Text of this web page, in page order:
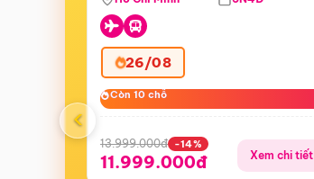
Airways)
26/08
Còn 10 chỗ
Còn 10 chỗ
13.999.000đ -14%
11.999.000đ Xem chi tiết
‹